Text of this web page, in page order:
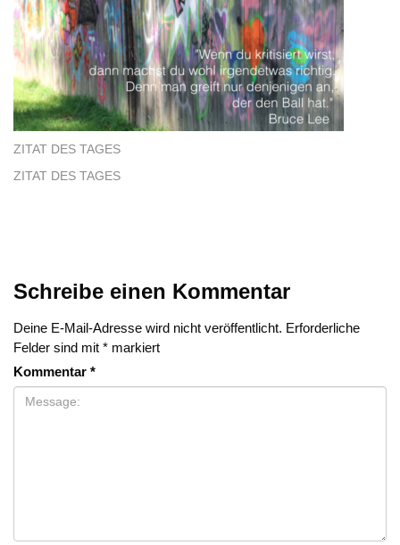
ZITAT DES TAGES
ZITAT DES TAGES
Schreibe einen Kommentar
Deine E-Mail-Adresse wird nicht veröffentlicht. Erforderliche
Felder sind mit * markiert
Kommentar *